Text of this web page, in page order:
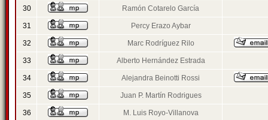
30 Ramón Cotarelo García
31 Percy Erazo Aybar
32 Marc Rodríguez Rilo
33 Alberto Hernández Estrada
34 Alejandra Beinotti Rossi
35 Juan P. Martín Rodrigues
36 M. Luis Royo-Villanova